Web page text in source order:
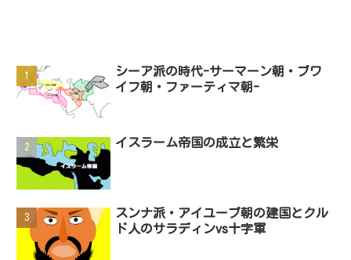
シーア派の時代-サーマーン朝・ブワ
イフ朝・ファーティマ朝-
イスラーム帝国の成立と繁栄
スンナ派・アイユーブ朝の建国とクル
ド人のサラディンvs十字軍